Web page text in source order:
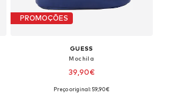
PROMOÇÕES
GUESS
Mochila
39,90€
Preço original: 59,90€